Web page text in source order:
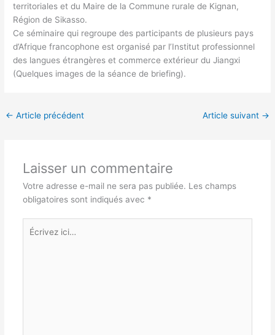
territoriales et du Maire de la Commune rurale de Kignan,
Région de Sikasso.
Ce séminaire qui regroupe des participants de plusieurs pays
d’Afrique francophone est organisé par l’Institut professionnel
des langues étrangères et commerce extérieur du Jiangxi
(Quelques images de la séance de briefing).
← Article précédent Article suivant →
Laisser un commentaire
Votre adresse e-mail ne sera pas publiée. Les champs
obligatoires sont indiqués avec *
Écrivez
ici…